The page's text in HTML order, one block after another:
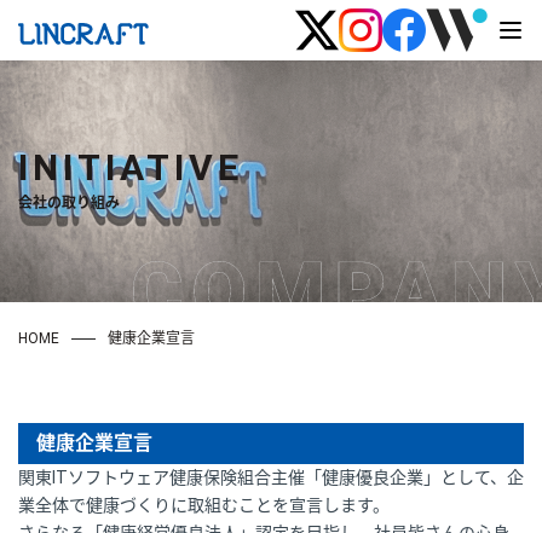
INITIATIVE
会社の取り組み
HOME 健康企業宣言
健康企業宣言
関東ITソフトウェア健康保険組合主催「健康優良企業」として、企
業全体で健康づくりに取組むことを宣言します。